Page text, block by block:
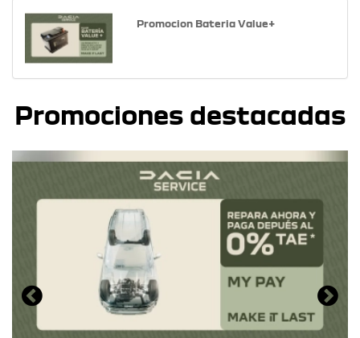
Promocion Bateria Value+
Promociones destacadas